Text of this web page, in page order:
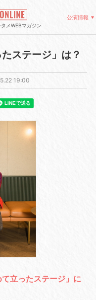
メWEBマガジン
公演情報
ステージ」は？
19:00
立ったステージ」に